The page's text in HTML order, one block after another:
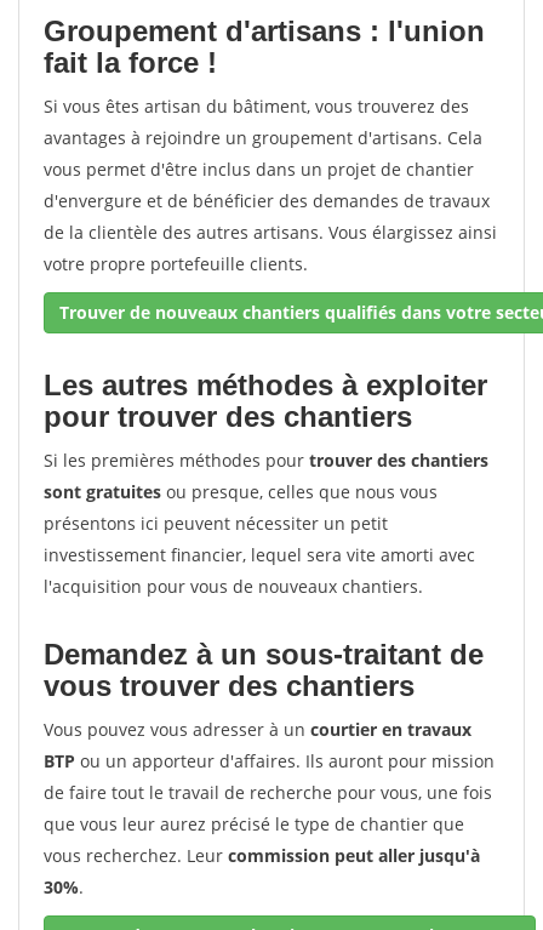
Groupement d'artisans : l'union
fait la force !
Si vous êtes artisan du bâtiment, vous trouverez des
avantages à rejoindre un groupement d'artisans. Cela
vous permet d'être inclus dans un projet de chantier
d'envergure et de bénéficier des demandes de travaux
de la clientèle des autres artisans. Vous élargissez ainsi
votre propre portefeuille clients.
Trouver de nouveaux chantiers qualifiés dans votre
Les autres méthodes à exploiter
pour trouver des chantiers
Si les premières méthodes pour trouver des chantiers
sont gratuites ou presque, celles que nous vous
présentons ici peuvent nécessiter un petit
investissement financier, lequel sera vite amorti avec
l'acquisition pour vous de nouveaux chantiers.
Demandez à un sous-traitant de
vous trouver des chantiers
Vous pouvez vous adresser à un courtier en travaux
BTP ou un apporteur d'affaires. Ils auront pour mission
de faire tout le travail de recherche pour vous, une fois
que vous leur aurez précisé le type de chantier que
vous recherchez. Leur commission peut aller jusqu'à
30%.